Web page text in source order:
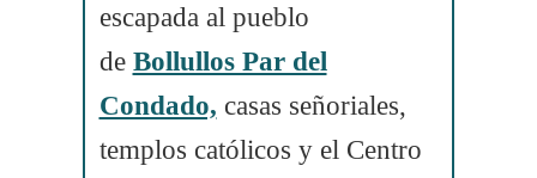
escapada al pueblo
de Bollullos Par del
Condado, casas señoriales,
templos católicos y el Centro